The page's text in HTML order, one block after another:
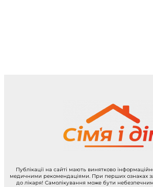
Публікації на сайті мають винятково
медичними рекомендаціями. При перших ознаках
до лікаря! Самолікування може бути